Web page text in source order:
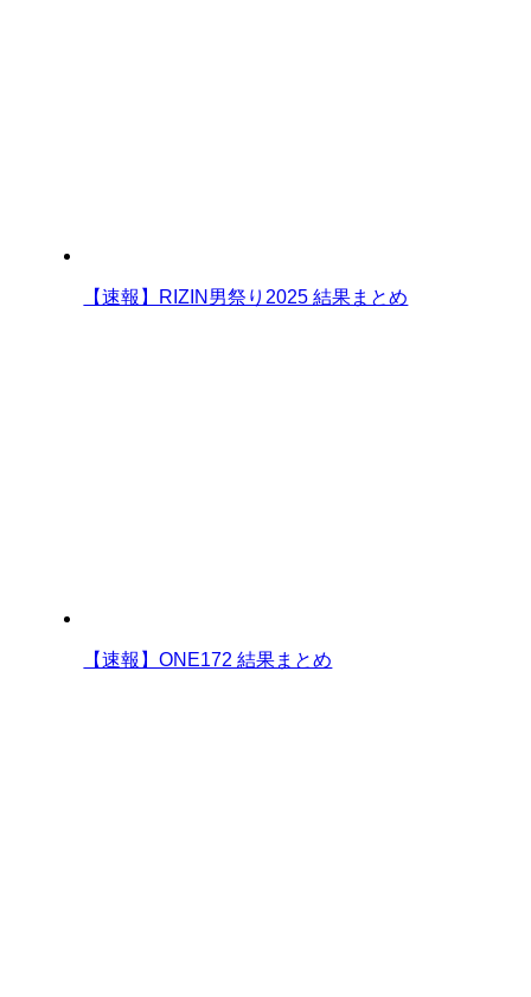
【速報】RIZIN男祭り2025 結果まとめ
【速報】ONE172 結果まとめ